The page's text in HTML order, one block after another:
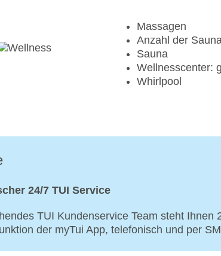
Massagen
Anzahl der
Sauna
Wellnesscenter:
Whirlpool
24/7 TUI Service
TUI Kundenservice Team steht Ihnen
der myTui App, telefonisch und per